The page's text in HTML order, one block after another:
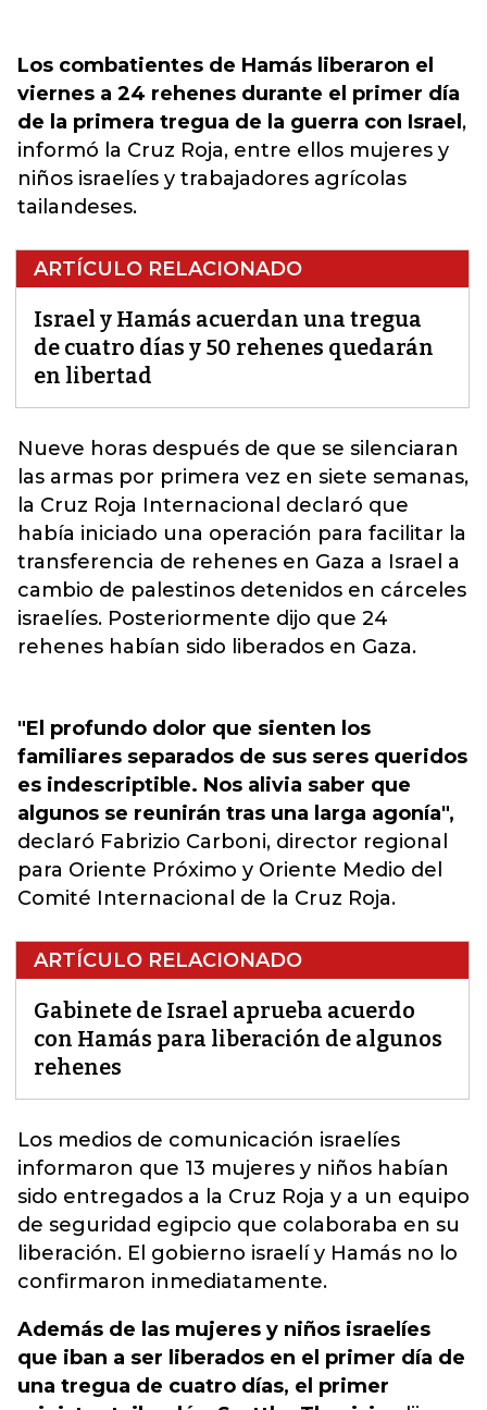
Los combatientes de Hamás liberaron el
viernes a 24 rehenes durante el primer día
de la primera tregua de la guerra con Israel ,
informó la Cruz Roja, entre ellos mujeres y
niños israelíes y trabajadores agrícolas
tailandeses.
ARTÍCULO RELACIONADO
Israel y Hamás acuerdan una tregua
de cuatro días y 50 rehenes quedarán
en libertad
Nueve horas después de que se silenciaran
las armas por primera vez en siete semanas,
la Cruz Roja Internacional declaró que
había iniciado una operación para facilitar la
transferencia de rehenes en Gaza a Israel a
cambio de palestinos detenidos en cárceles
israelíes. Posteriormente dijo que 24
rehenes habían sido liberados en Gaza.
"El profundo dolor que sienten los
familiares separados de sus seres queridos
es indescriptible. Nos alivia saber que
algunos se reunirán tras una larga agonía",
declaró Fabrizio Carboni, director regional
para Oriente Próximo y Oriente Medio del
Comité Internacional de la Cruz Roja.
ARTÍCULO RELACIONADO
Gabinete de Israel aprueba acuerdo
con Hamás para liberación de algunos
rehenes
Los medios de comunicación israelíes
informaron que 13 mujeres y niños habían
sido entregados a la Cruz Roja y a un equipo
de seguridad egipcio que colaboraba en su
liberación. El gobierno israelí y Hamás no lo
confirmaron inmediatamente.
Además de las mujeres y niños israelíes
que iban a ser liberados en el primer día de
una tregua de cuatro días, el primer